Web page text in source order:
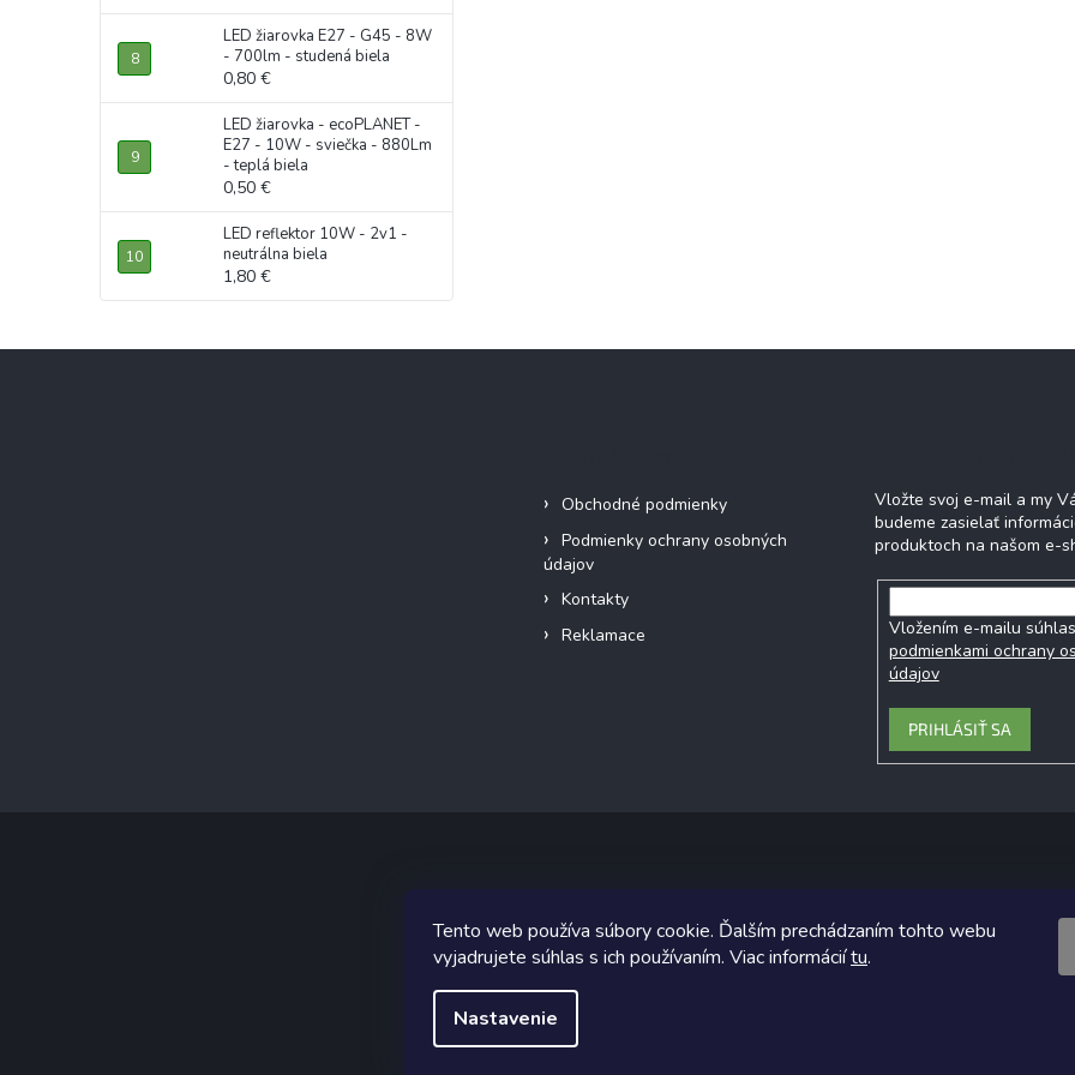
Tento web používa súbory cookie. Ďalším prechádzaním tohto webu
vyjadrujete súhlas s ich používaním. Viac informáciítu.
Nastavenie
LED žiarovka E27 - G45 - 8W
- 700lm - studená biela
0,80 €
LED žiarovka - ecoPLANET -
E27 - 10W - sviečka - 880Lm
- teplá biela
0,50 €
LED reflektor 10W - 2v1 -
neutrálna biela
1,80 €
Obchodné podmienky
Podmienky ochrany osobných
údajov
Kontakty
Reklamace
Vložte svoj e-mail a my
budeme zasielať
produktoch na našom e-
Vložením e-mailu
podmienkami ochrany
údajov
PRIHLÁSIŤ SA
Grafický návrh vytvoril a na Shoptet implementoval Tomáš Hlad&